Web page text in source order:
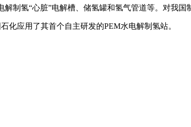
制氢“心脏”电解槽、储氢罐和氢气管道等。对我国
化应用了其首个自主研发的PEM水电解制氢站。